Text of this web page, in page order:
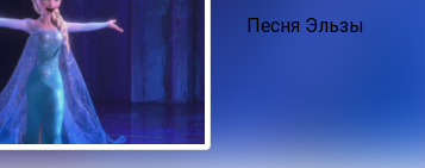
Песня Эльзы